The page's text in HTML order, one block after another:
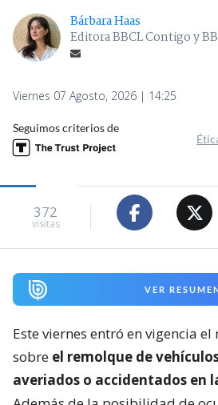
Bárbara Haas
Editora BBCL Contigo y
Viernes 07 Agosto, 2026 | 14:25
Seguimos criterios de
372
visitas
VER
Este viernes entró en vigencia
sobre el remolque de
averiados o accidentados en